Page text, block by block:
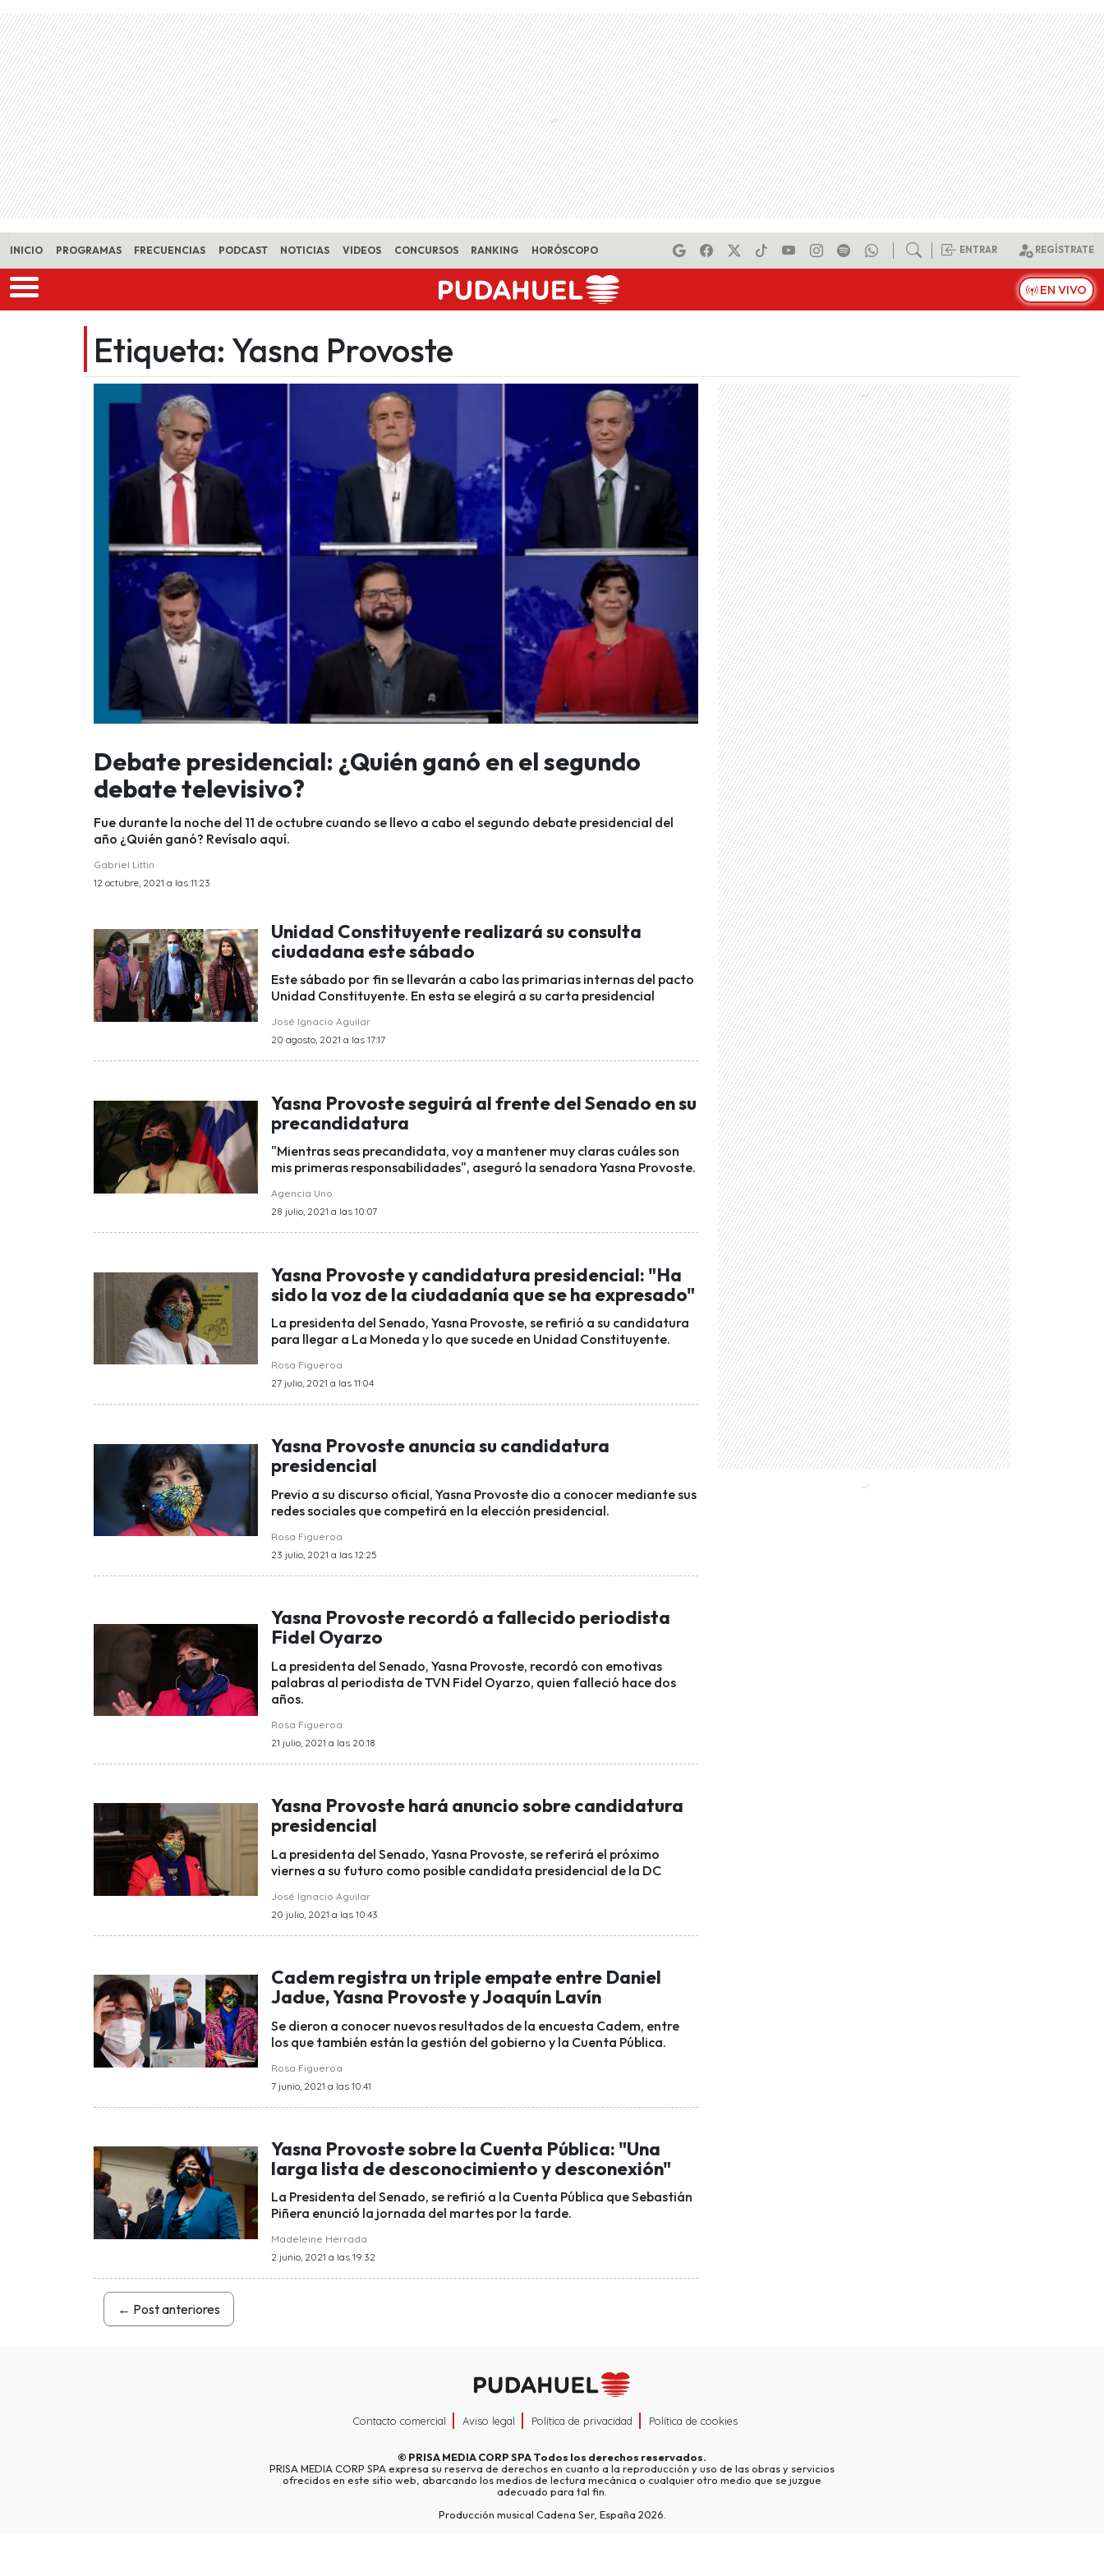
Skip to main content
INICIO PROGRAMAS FRECUENCIAS PODCAST NOTICIAS VIDEOS CONCURSOS RANKING HORÓSCOPO ENTRAR REGÍSTRATE
EN VIVO
Etiqueta: Yasna Provoste
Debate presidencial: ¿Quién ganó en el segundo
debate televisivo?
Fue durante la noche del 11 de octubre cuando se llevo a cabo el segundo debate presidencial del
año ¿Quién ganó? Revísalo aquí.
Gabriel Littin
12 octubre, 2021 a las 11:23
Unidad Constituyente realizará su consulta
ciudadana este sábado
Este sábado por fin se llevarán a cabo las primarias internas del pacto
Unidad Constituyente. En esta se elegirá a su carta presidencial
José Ignacio Aguilar
20 agosto, 2021 a las 17:17
Yasna Provoste seguirá al frente del Senado en su
precandidatura
"Mientras seas precandidata, voy a mantener muy claras cuáles son
mis primeras responsabilidades", aseguró la senadora Yasna Provoste.
Agencia Uno
28 julio, 2021 a las 10:07
Yasna Provoste y candidatura presidencial: "Ha
sido la voz de la ciudadanía que se ha expresado"
La presidenta del Senado, Yasna Provoste, se refirió a su candidatura
para llegar a La Moneda y lo que sucede en Unidad Constituyente.
Rosa Figueroa
27 julio, 2021 a las 11:04
Yasna Provoste anuncia su candidatura
presidencial
Previo a su discurso oficial, Yasna Provoste dio a conocer mediante sus
redes sociales que competirá en la elección presidencial.
Rosa Figueroa
23 julio, 2021 a las 12:25
Yasna Provoste recordó a fallecido periodista
Fidel Oyarzo
La presidenta del Senado, Yasna Provoste, recordó con emotivas
palabras al periodista de TVN Fidel Oyarzo, quien falleció hace dos
años.
Rosa Figueroa
21 julio, 2021 a las 20:18
Yasna Provoste hará anuncio sobre candidatura
presidencial
La presidenta del Senado, Yasna Provoste, se referirá el próximo
viernes a su futuro como posible candidata presidencial de la DC
José Ignacio Aguilar
20 julio, 2021 a las 10:43
Cadem registra un triple empate entre Daniel
Jadue, Yasna Provoste y Joaquín Lavín
Se dieron a conocer nuevos resultados de la encuesta Cadem, entre
los que también están la gestión del gobierno y la Cuenta Pública.
Rosa Figueroa
7 junio, 2021 a las 10:41
Yasna Provoste sobre la Cuenta Pública: "Una
larga lista de desconocimiento y desconexión"
La Presidenta del Senado, se refirió a la Cuenta Pública que Sebastián
Piñera enunció la jornada del martes por la tarde.
Madeleine Herrada
2 junio, 2021 a las 19:32
← Post anteriores
Contacto comercial Aviso legal Política de privacidad Política de cookies
© PRISA MEDIA CORP SPATodos los derechos reservados.
PRISA MEDIA CORP SPA expresa su reserva de derechos en cuanto a la reproducción y uso de las obras y servicios
ofrecidos en este sitio web, abarcando los medios de lectura mecánica o cualquier otro medio que se juzgue
adecuado para tal fin.
Producción musical Cadena Ser, España 2026.